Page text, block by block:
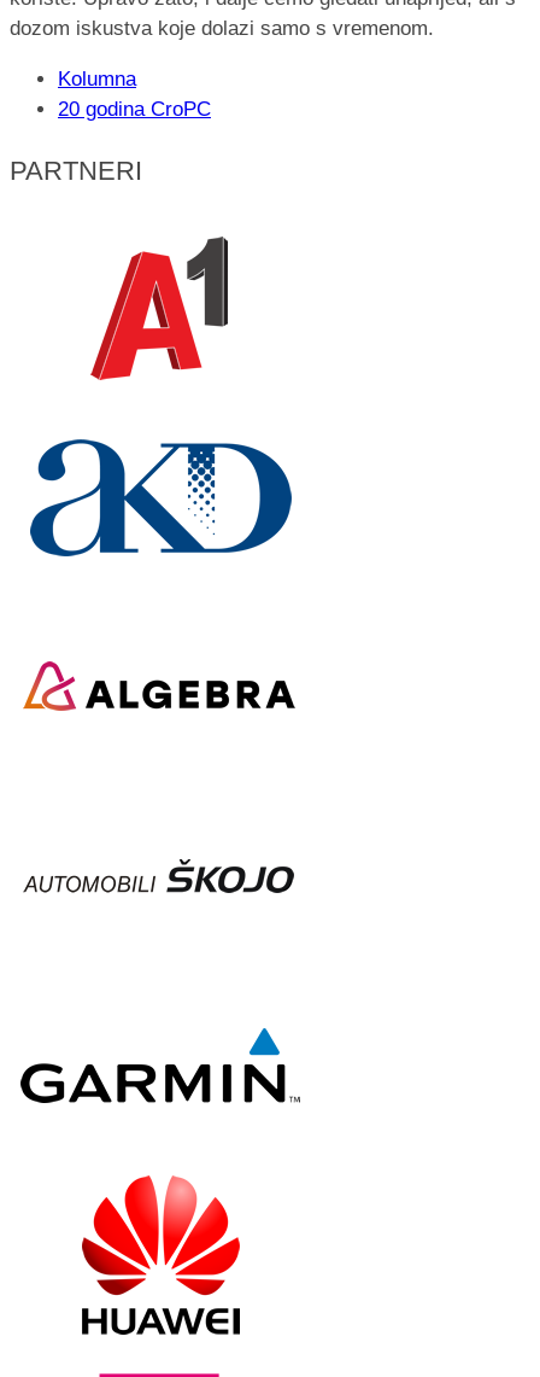
dozom iskustva koje dolazi samo s vremenom.
Kolumna
20 godina CroPC
PARTNERI